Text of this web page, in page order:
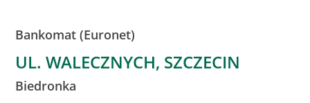
Bankomat (Euronet)
UL. WALECZNYCH, SZCZECIN
Biedronka